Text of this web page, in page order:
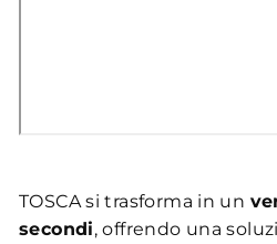
TOSCA si trasforma in un
secondi, offrendo una